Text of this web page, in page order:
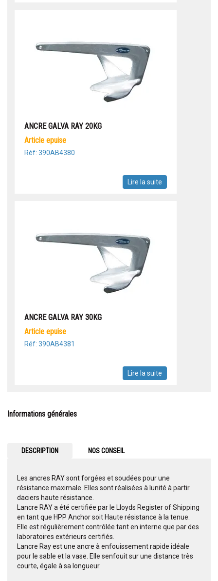
ANCRE GALVA RAY 20KG
article epuise
Réf: 390AB4380
Lire la suite
ANCRE GALVA RAY 30KG
article epuise
Réf: 390AB4381
Lire la suite
Informations générales
DESCRIPTION NOS CONSEIL
Les ancres RAY sont forgées et soudées pour une
résistance maximale. Elles sont réalisées à lunité à partir
daciers haute résistance.
Lancre RAY a été certifiée par le Lloyds Register of Shipping
en tant que HPP Anchor soit Haute résistance à la tenue.
Elle est régulièrement contrôlée tant en interne que par des
laboratoires extérieurs certifiés.
Lancre Ray est une ancre à enfouissement rapide idéale
pour le sable et la vase. Elle senfouit sur une distance très
courte, égale à sa longueur.